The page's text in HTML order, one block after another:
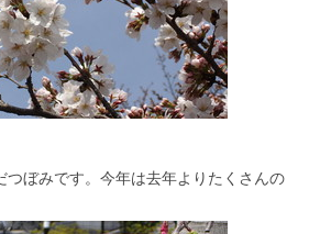
つぼみです。今年は去年よりたくさんの